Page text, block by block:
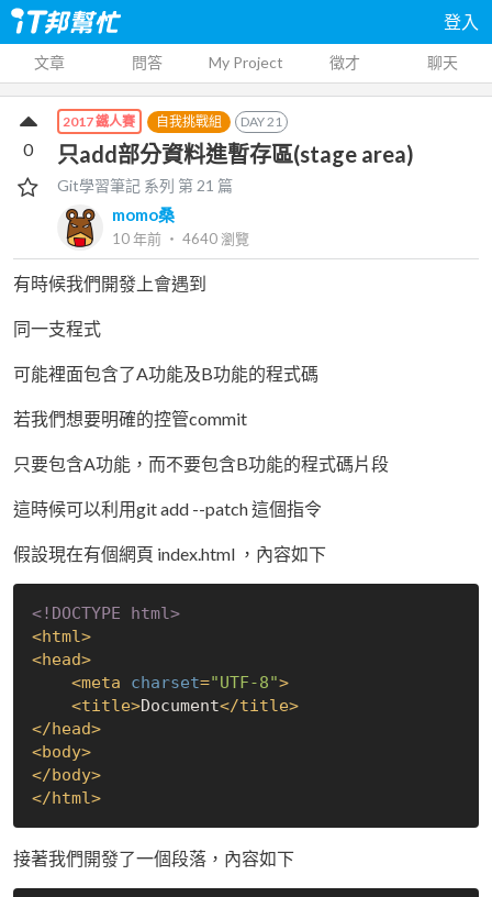
登入
文章 問答 My Project 徵才 聊天
2017 鐵人賽 自我挑戰組 DAY21
只add部分資料進暫存區(stage area)
Git學習筆記 系列 第21 篇
momo桑
10 年前 ‧ 4640瀏覽
0
有時候我們開發上會遇到
同一支程式
可能裡面包含了A功能及B功能的程式碼
若我們想要明確的控管commit
只要包含A功能，而不要包含B功能的程式碼片段
這時候可以利用git add --patch 這個指令
假設現在有個網頁 index.html ，內容如下
<!DOCTYPE html>
<html>
<head>
<meta charset="UTF-8">
<title>Document</title>
</head>
<body>
</body>
</html>
接著我們開發了一個段落，內容如下